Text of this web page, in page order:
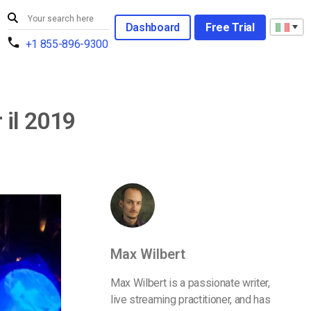
+1 855-896-9300
Dashboard Free Trial
il 2019
Max Wilbert
Max Wilbert is a passionate writer,
live streaming practitioner, and has